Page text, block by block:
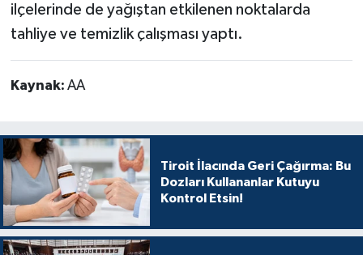
ilçelerinde de yağıştan etkilenen noktalarda
tahliye ve temizlik çalışması yaptı.
Kaynak: AA
Tiroit İlacında Geri Çağırma: Bu
Dozları Kullananlar Kutuyu
Kontrol Etsin!